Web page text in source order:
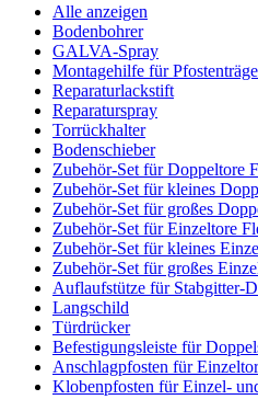
Alle anzeigen
Bodenbohrer
GALVA-Spray
Montagehilfe für
Reparaturlackstift
Reparaturspray
Torrückhalter
Bodenschieber
Zubehör-Set für Doppeltore
Zubehör-Set für kleines
Zubehör-Set für großes
Zubehör-Set für Einzeltore
Zubehör-Set für kleines
Zubehör-Set für großes
Auflaufstütze für Stabgitter-
Langschild
Türdrücker
Befestigungsleiste für
Anschlagpfosten für
Klobenpfosten für Einzel-